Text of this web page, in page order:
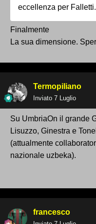
eccellenza per Falletti.
Finalmente
La sua dimensione.
Termopiliano
Inviato 7 Luglio
Su UmbriaOn il grande
Lisuzzo, Ginestra e
(attualmente
nazionale uzbeka).
francesco